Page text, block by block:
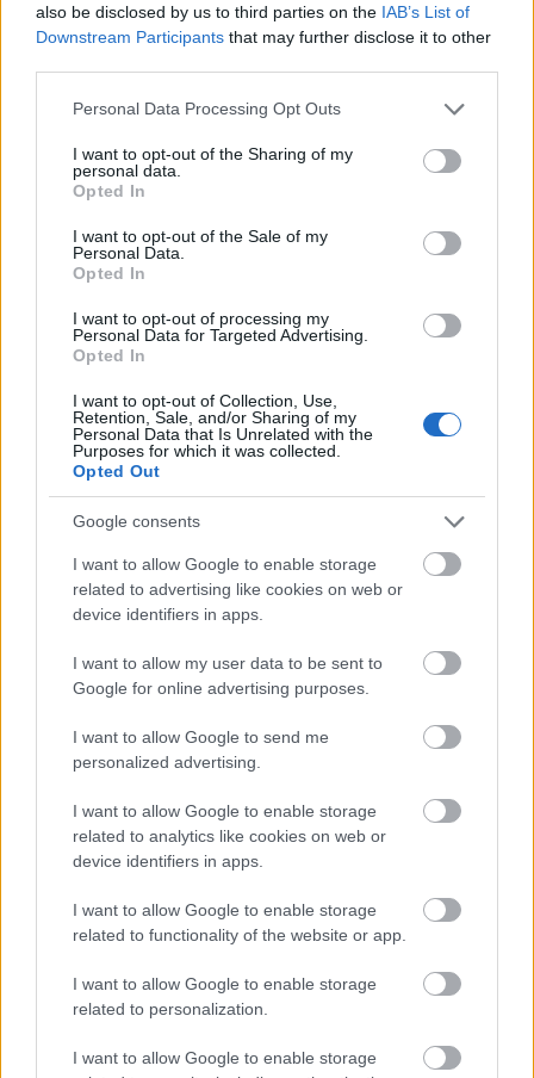
also be disclosed by us to third parties on the IAB’s List of
Downstream Participants that may further disclose it to other
Please note that this website/app uses one or more Google
not limited to your visit or usage behaviour. You may click to
grant or deny consent to Google and its third-party tags to
use your data for below specified purposes in below Google
consent section.
Personal Data Processing Opt Outs
I want to opt-out of the Sharing of my
personal data.
Opted In
I want to opt-out of the Sale of my
Personal Data.
Opted In
I want to opt-out of processing my
Personal Data for Targeted Advertising.
Opted In
I want to opt-out of Collection, Use,
Retention, Sale, and/or Sharing of my
Personal Data that Is Unrelated with the
Purposes for which it was collected.
Opted Out
Google consents
I want to allow Google to enable storage
related to advertising like cookies on web or
device identifiers in apps.
I want to allow my user data to be sent to
Google for online advertising purposes.
I want to allow Google to send me
personalized advertising.
I want to allow Google to enable storage
related to analytics like cookies on web or
device identifiers in apps.
I want to allow Google to enable storage
related to functionality of the website or app.
I want to allow Google to enable storage
related to personalization.
I want to allow Google to enable storage
έχετε ξαναδεί
Εκατομμύρια οδηγοί «εγκαταλείπουν» το Google Maps
για αυτή την εφαρμογή: Δεν έχει διαφημίσεις και δεν
θέλει ίντερνετ
Δεν ανοίγει η μπάρα στα διόδια με το e-pass ενώ έχει
χρήματα «μέσα»;